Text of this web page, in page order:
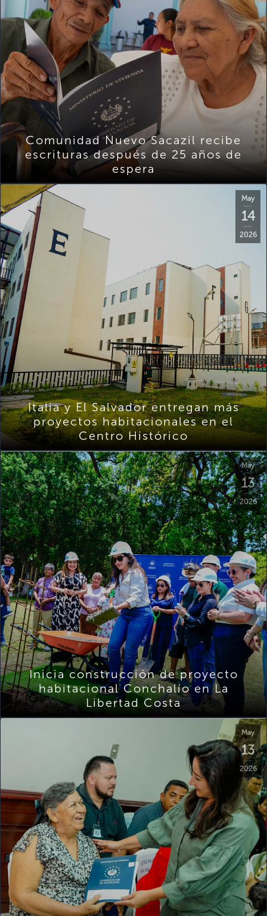
Comunidad Nuevo Sacazil recibe
escrituras después de 25 años de
espera
May
14
2026
Italia y El Salvador entregan más
proyectos habitacionales en el
Centro Histórico
May
13
2026
Inicia construcción de proyecto
habitacional Conchalío en La
Libertad Costa
May
13
2026